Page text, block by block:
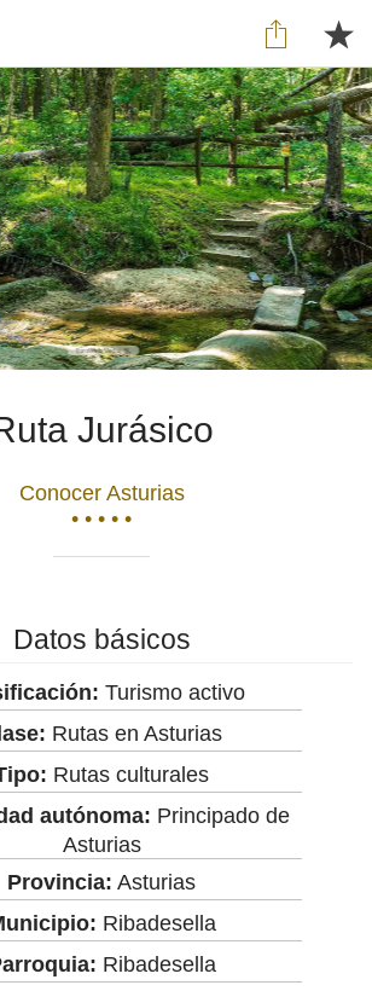
Jurásico
Conocer Asturias
• • • • •
Datos básicos
Turismo activo
Rutas en Asturias
Rutas culturales
autónoma: Principado de
Asturias
Provincia: Asturias
Ribadesella
Ribadesella